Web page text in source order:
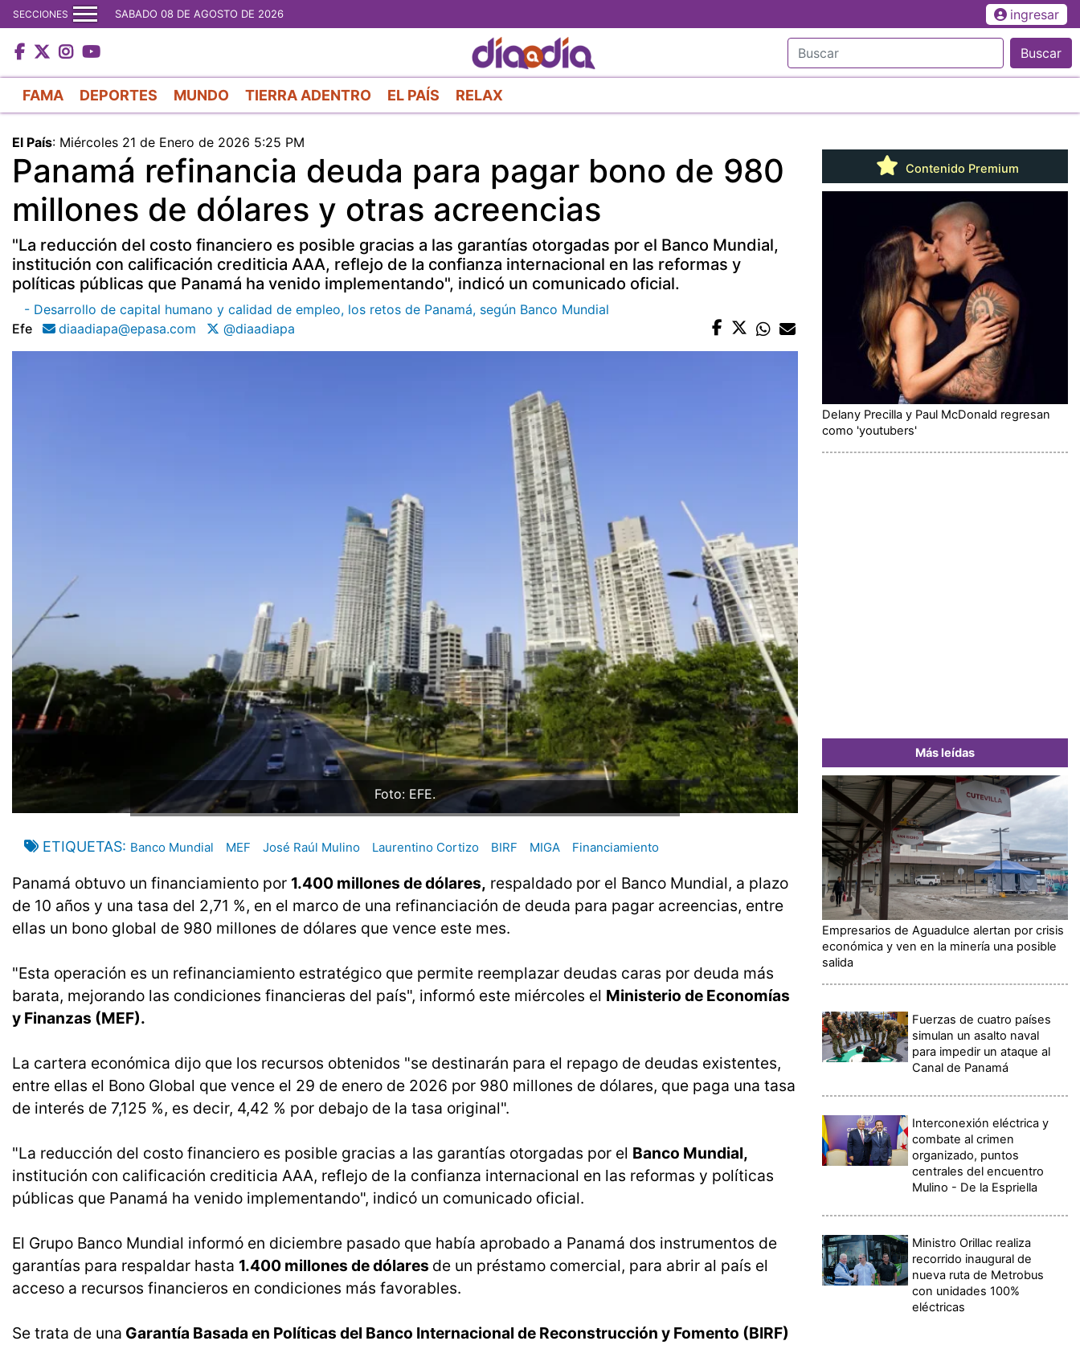
al
contenido
principal
SECCIONES SABADO 08 DE AGOSTO DE 2026 ingresar
Buscar
FAMA DEPORTES MUNDO TIERRA ADENTRO EL PAÍS RELAX
El País: Miércoles 21 de Enero de 2026 5:25 PM
Panamá refinancia deuda para pagar bono de 980
millones de dólares y otras acreencias
"La reducción del costo financiero es posible gracias a las garantías otorgadas por el Banco Mundial,
institución con calificación crediticia AAA, reflejo de la confianza internacional en las reformas y
políticas públicas que Panamá ha venido implementando", indicó un comunicado oficial.
- Desarrollo de capital humano y calidad de empleo, los retos de Panamá, según Banco Mundial
Efe
diaadiapa@epasa.com @diaadiapa
Foto: EFE.
ETIQUETAS Banco Mundial MEF José Raúl Mulino Laurentino Cortizo BIRF MIGA Financiamiento
Panamá obtuvo un financiamiento por 1.400 millones de dólares, respaldado por el Banco Mundial, a plazo
de 10 años y una tasa del 2,71 %, en el marco de una refinanciación de deuda para pagar acreencias, entre
ellas un bono global de 980 millones de dólares que vence este mes.
"Esta operación es un refinanciamiento estratégico que permite reemplazar deudas caras por deuda más
barata, mejorando las condiciones financieras del país", informó este miércoles el Ministerio de Economías
y Finanzas (MEF).
La cartera económica dijo que los recursos obtenidos "se destinarán para el repago de deudas existentes,
entre ellas el Bono Global que vence el 29 de enero de 2026 por 980 millones de dólares, que paga una tasa
de interés de 7,125 %, es decir, 4,42 % por debajo de la tasa original".
"La reducción del costo financiero es posible gracias a las garantías otorgadas por el Banco Mundial,
institución con calificación crediticia AAA, reflejo de la confianza internacional en las reformas y políticas
públicas que Panamá ha venido implementando", indicó un comunicado oficial.
El Grupo Banco Mundial informó en diciembre pasado que había aprobado a Panamá dos instrumentos de
garantías para respaldar hasta 1.400 millones de dólares de un préstamo comercial, para abrir al país el
acceso a recursos financieros en condiciones más favorables.
Se trata de una Garantía Basada en Políticas del Banco Internacional de Reconstrucción y Fomento (BIRF)
Contenido Premium
Delany Precilla y Paul McDonald regresan
como 'youtubers'
Más leídas
Empresarios de Aguadulce alertan por crisis
económica y ven en la minería una posible
salida
Fuerzas de cuatro países
simulan un asalto naval
para impedir un ataque al
Canal de Panamá
Interconexión eléctrica y
combate al crimen
organizado, puntos
centrales del encuentro
Mulino - De la Espriella
Ministro Orillac realiza
recorrido inaugural de
nueva ruta de Metrobus
con unidades 100%
eléctricas